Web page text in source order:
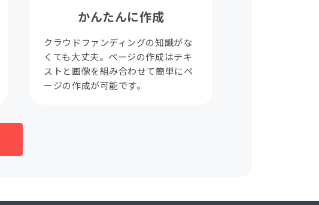
かんたんに作成
クラウドファンディングの知識がな
くても大丈夫。ページの作成はテキ
ストと画像を組み合わせて簡単にペ
ージの作成が可能です。